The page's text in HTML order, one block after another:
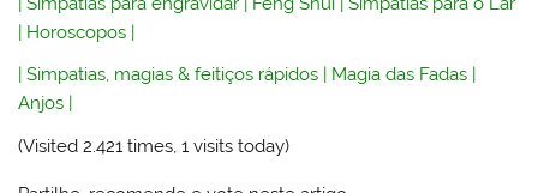
| Horoscopos |
|Simpatias, magias & feitiços rápidos | Magia das Fadas |
Anjos |
(Visited 2.421 times, 1 visits today)